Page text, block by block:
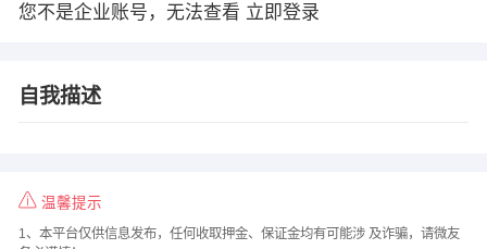
您不是企业账号，无法查看 立即登录
自我描述
温馨提示
1、本平台仅供信息发布，任何收取押金、保证金均有可能涉 及诈骗，请微友